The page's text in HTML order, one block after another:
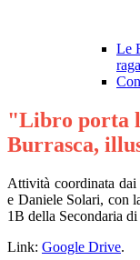
Le
"Libro porta
Burrasca,
Attività coordinata dai
e Daniele Solari, con
1B della Secondaria
Link: Google Drive.